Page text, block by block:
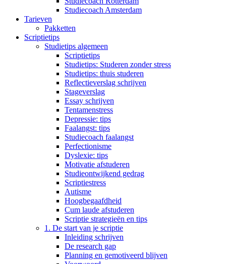
Studiecoach Amsterdam
Tarieven
Pakketten
Scriptietips
Studietips algemeen
Scriptietips
Studietips: Studeren zonder stress
Studietips: thuis studeren
Reflectieverslag schrijven
Stageverslag
Essay schrijven
Tentamenstress
Depressie: tips
Faalangst: tips
Studiecoach faalangst
Perfectionisme
Dyslexie: tips
Motivatie afstuderen
Studieontwijkend gedrag
Scriptiestress
Autisme
Hoogbegaafdheid
Cum laude afstuderen
Scriptie strategieën en tips
1. De start van je scriptie
Inleiding schrijven
De research gap
Planning en gemotiveerd blijven